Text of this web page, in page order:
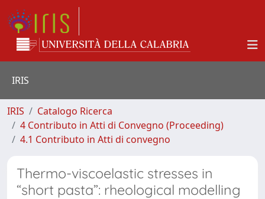
IRIS
IRIS
Catalogo Ricerca
4 Contributo in Atti di Convegno (Proceeding)
4.1 Contributo in Atti di convegno
Thermo-viscoelastic stresses in
“short pasta”: rheological modelling